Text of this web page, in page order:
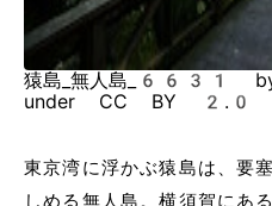
猿島_無人島_6631
under CC BY 2.0
東京湾に浮かぶ猿島は、要
しめる無人島。横須賀にあ